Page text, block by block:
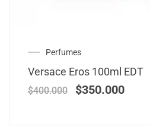
Perfumes
Versace Eros 100ml EDT
$400.000 $350.000